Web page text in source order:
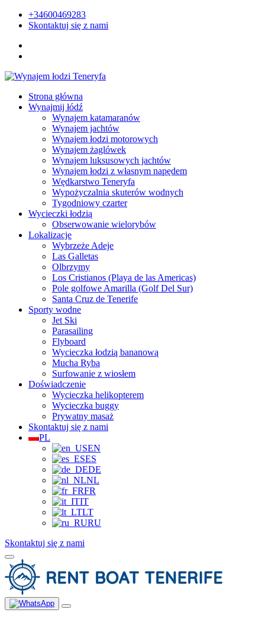
+34600469283
Skontaktuj się z nami
Strona główna
Wynajmij łódź
Wynajem katamaranów
Wynajem jachtów
Wynajem łodzi motorowych
Wynajem żaglówek
Wynajem luksusowych jachtów
Wynajem łodzi z własnym napędem
Wędkarstwo Teneryfa
Wypożyczalnia skuterów wodnych
Tygodniowy czarter
Wycieczki łodzią
Obserwowanie wielorybów
Lokalizacje
Wybrzeże Adeje
Las Galletas
Olbrzymy
Los Cristianos (Playa de las Americas)
Pole golfowe Amarilla (Golf Del Sur)
Santa Cruz de Tenerife
Sporty wodne
Jet Ski
Parasailing
Flyboard
Wycieczka łodzią bananową
Mucha Ryba
Surfowanie z wiosłem
Doświadczenie
Wycieczka helikopterem
Wycieczka buggy
Prywatny masaż
Skontaktuj się z nami
PL
EN
ES
DE
NL
FR
IT
LT
RU
Skontaktuj się z nami